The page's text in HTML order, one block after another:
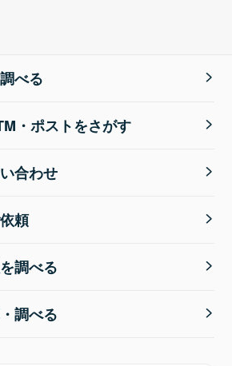
べる
・ポストをさがす
合わせ
頼
調べる
調べる